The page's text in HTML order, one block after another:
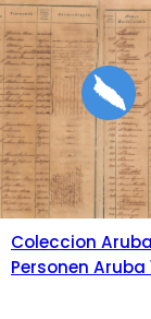
Coleccion Aruba
Personen Aruba